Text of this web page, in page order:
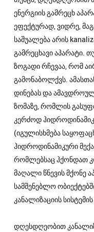
ენერგიის გამრეცხ
ეფექტურად, ვიდრე,
საშუალება არის
გამრეცხავი აპარატი.
ზოგადი რჩევაა, რომ
გამონაბოლქვს.
დინებას და
ზომაზე, რომლის
კერძოდ
(იგულისხმება
ჰიდროდინამიკური
რომლებსაც ჰქონდათ
მაღალი წნევის მქონე
სამშენებლო
კანალიზაციის
დღესდღეობით